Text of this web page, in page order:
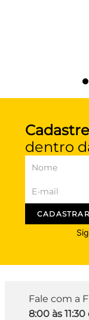
dentro
CADASTRAR
Fale com a
8:00 às